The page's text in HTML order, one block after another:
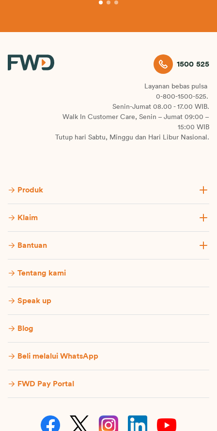
1500 525
Layanan bebas pulsa
0-800-1500-525.
Senin-Jumat 08.00 - 17.00 WIB.
Walk In Customer Care, Senin – Jumat 09:00 –
15:00 WIB
Tutup hari Sabtu, Minggu dan Hari Libur Nasional.
Produk
Klaim
Bantuan
Tentang kami
Speak up
Blog
Beli melalui WhatsApp
FWD Pay Portal